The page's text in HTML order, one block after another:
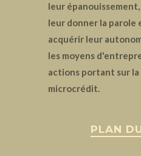
leur
leur donner la parole
acquérir leur
les moyens
actions portant sur
microcrédit.
PLAN